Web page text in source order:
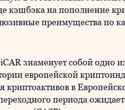
кэшбэка на пополнение
преимущества по
знаменует собой одно
европейской
криптоактивов в
периода